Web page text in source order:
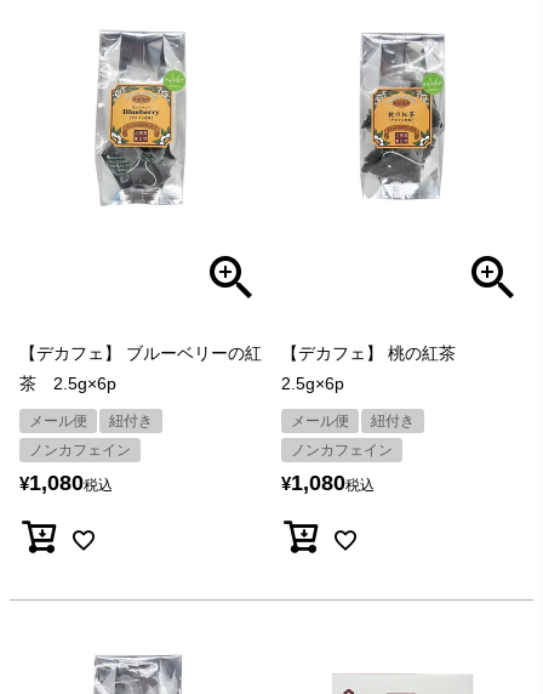
【デカフェ】 ブルーベリーの紅
茶 2.5g×6p
メール便
紐付き
ノンカフェイン
¥1,080税込
【デカフェ】 桃の紅茶
2.5g×6p
メール便
紐付き
ノンカフェイン
¥1,080税込